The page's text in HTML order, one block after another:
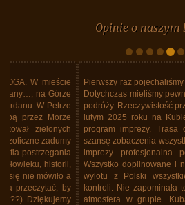
Opinie o naszym
Pierwszy raz pojechaliśmy za granicę z
Dotychczas mieliśmy pewne
podróży. Rzeczywistość przerosła wszelkie
lutym 2025 roku na Kubie. To było
program imprezy. Trasa objazdu na
szansę zobaczenia wszystkiego co na
imprezy profesjonalna pod każdym
Wszystko dopilnowane i na czas. Opieka
wylotu z Polski wszystkiego
kontroli. Nie zapominała też jak ważny
atmosfera w grupie. Kubańska